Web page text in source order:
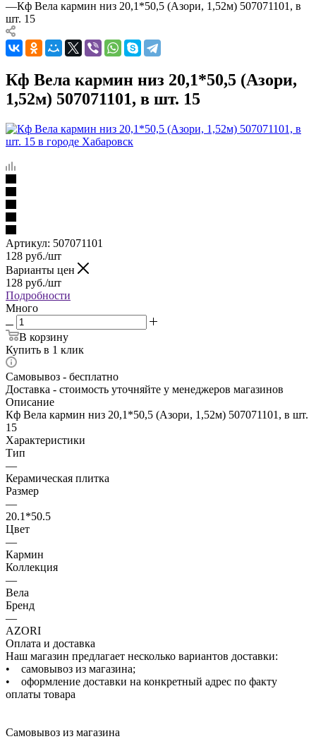
—Кф Вела кармин низ 20,1*50,5 (Азори, 1,52м) 507071101, в
шт. 15
Кф Вела кармин низ 20,1*50,5 (Азори,
1,52м) 507071101, в шт. 15
Артикул: 507071101
128 руб./шт
Варианты цен
128 руб./шт
Подробности
Много
В корзину
Купить в 1 клик
Самовывоз - бесплатно
Доставка - стоимость уточняйте у менеджеров магазинов
Описание
Кф Вела кармин низ 20,1*50,5 (Азори, 1,52м) 507071101, в шт.
15
Характеристики
Тип
—
Керамическая плитка
Размер
—
20.1*50.5
Цвет
—
Кармин
Коллекция
—
Вела
Бренд
—
AZORI
Оплата и доставка
Наш магазин предлагает несколько вариантов доставки:
• самовывоз из магазина;
• оформление доставки на конкретный адрес по факту
оплаты товара
Самовывоз из магазина